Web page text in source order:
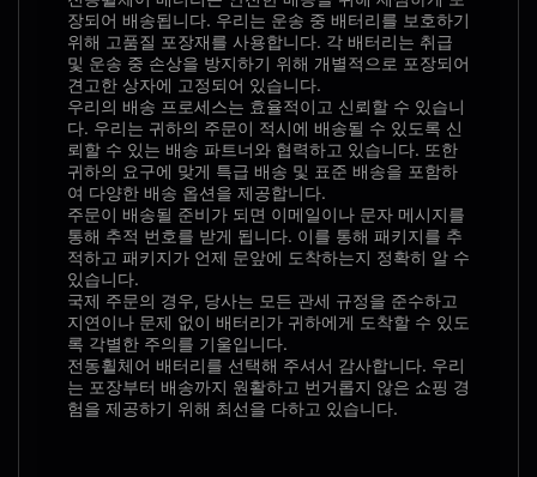
장되어 배송됩니다. 우리는 운송 중 배터리를 보호하기
위해 고품질 포장재를 사용합니다. 각 배터리는 취급
및 운송 중 손상을 방지하기 위해 개별적으로 포장되어
견고한 상자에 고정되어 있습니다.
우리의 배송 프로세스는 효율적이고 신뢰할 수 있습니
다. 우리는 귀하의 주문이 적시에 배송될 수 있도록 신
뢰할 수 있는 배송 파트너와 협력하고 있습니다. 또한
귀하의 요구에 맞게 특급 배송 및 표준 배송을 포함하
여 다양한 배송 옵션을 제공합니다.
주문이 배송될 준비가 되면 이메일이나 문자 메시지를
통해 추적 번호를 받게 됩니다. 이를 통해 패키지를 추
적하고 패키지가 언제 문앞에 도착하는지 정확히 알 수
있습니다.
국제 주문의 경우, 당사는 모든 관세 규정을 준수하고
지연이나 문제 없이 배터리가 귀하에게 도착할 수 있도
록 각별한 주의를 기울입니다.
전동휠체어 배터리를 선택해 주셔서 감사합니다. 우리
는 포장부터 배송까지 원활하고 번거롭지 않은 쇼핑 경
험을 제공하기 위해 최선을 다하고 있습니다.